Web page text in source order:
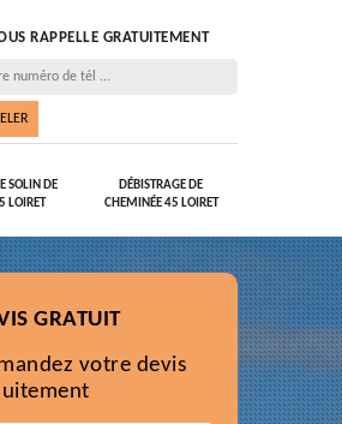
RAPPELLE GRATUITEMENT
SOLIN DE
LOIRET
DÉBISTRAGE DE
CHEMINÉE 45 LOIRET
GRATUIT
votre devis